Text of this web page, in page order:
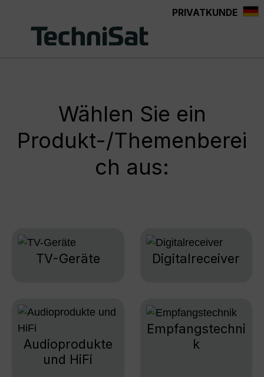
PRIVATKUNDE
Wählen Sie ein
Produkt-/Themenberei
ch aus:
TV-Geräte Digitalreceiver
Audioprodukte
und HiFi
Empfangstechni
k